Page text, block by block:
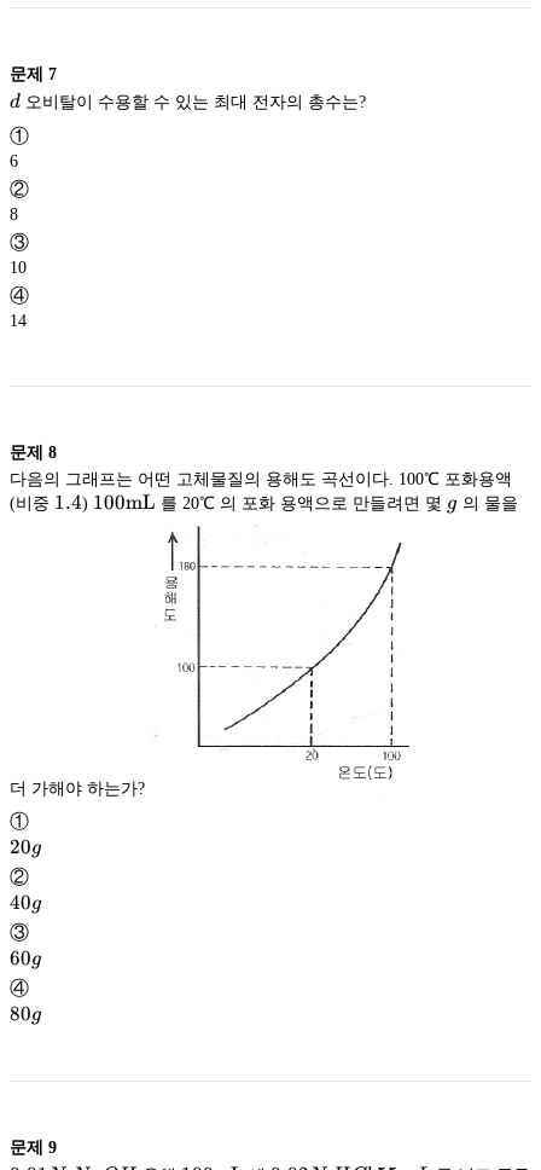
문제 7
d
d
①
6
②
8
③
10
④
14
문제 8
다음의 그래프는 어떤 고체물질의 용해도 곡선이다. 100℃ 포화용액
(비중 1.4
1.4) \rm
100mL 를 20℃ 의 포화 용액으로 만들려면 몇 g
g 의 물을
더 가해야 하는가?
①
20g
20g
②
40g
40g
③
60g
60g
④
80g
80g
문제 9